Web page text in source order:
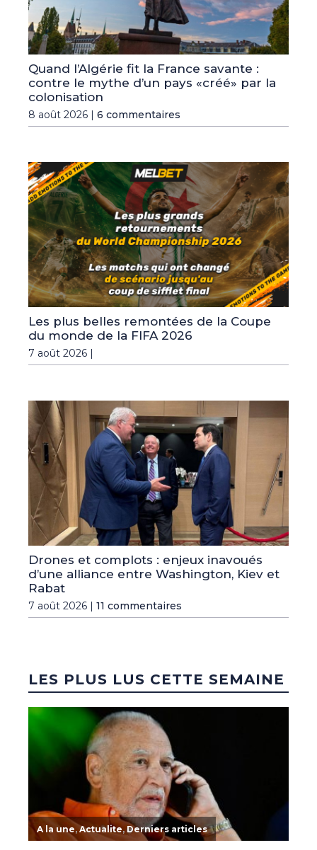
Quand l’Algérie fit la France savante :
contre le mythe d’un pays «créé» par la
colonisation
8 août 2026 | 6 commentaires
Les plus belles remontées de la Coupe
du monde de la FIFA 2026
7 août 2026 |
Drones et complots : enjeux inavoués
d’une alliance entre Washington, Kiev et
Rabat
7 août 2026 | 11 commentaires
LES PLUS LUS CETTE SEMAINE